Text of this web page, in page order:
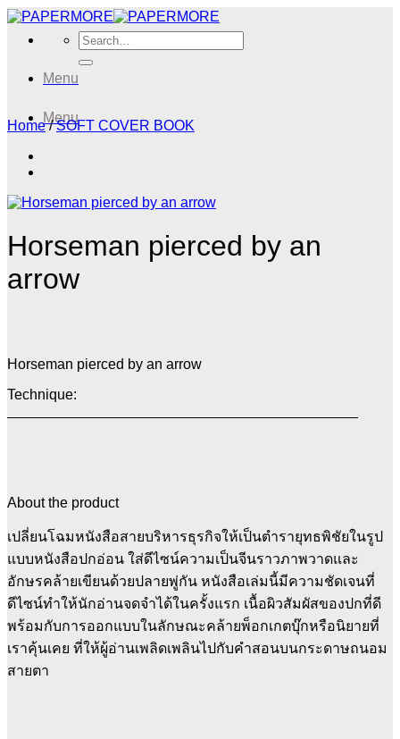
Skip
content
Search
for:
Menu
Menu
Home / SOFT COVER BOOK
Horseman pierced by an
arrow
Horseman pierced by an arrow
Technique:
About the product
เปลี่ยนโฉมหนังสือสายบริหารธุรกิจให้เป็นตำรายุทธพิชัยในรูป
แบบหนังสือปกอ่อน ใส่ดีไซน์ความเป็นจีนราวภาพวาดและ
อักษรคล้ายเขียนด้วยปลายพู่กัน หนังสือเล่มนี้มีความชัดเจนที่
ดีไซน์ทำให้นักอ่านจดจำได้ในครั้งแรก เนื้อผิวสัมผัสของปกที่ดี
พร้อมกับการออกแบบในลักษณะคล้ายพ็อกเกตบุ๊กหรือนิยายที่
เราคุ้นเคย ที่ให้ผู้อ่านเพลิดเพลินไปกับคำสอนบนกระดาษถนอม
สายตา